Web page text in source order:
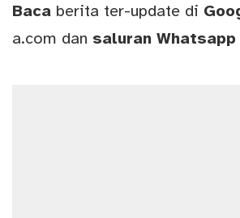
Baca berita ter-update di
a.com dan saluran Whatsapp